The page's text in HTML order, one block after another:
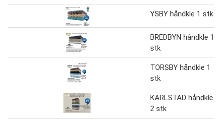
YSBY håndkle 1 stk
BREDBYN håndkle 1
stk
TORSBY håndkle 1
stk
KARLSTAD håndkle
2 stk